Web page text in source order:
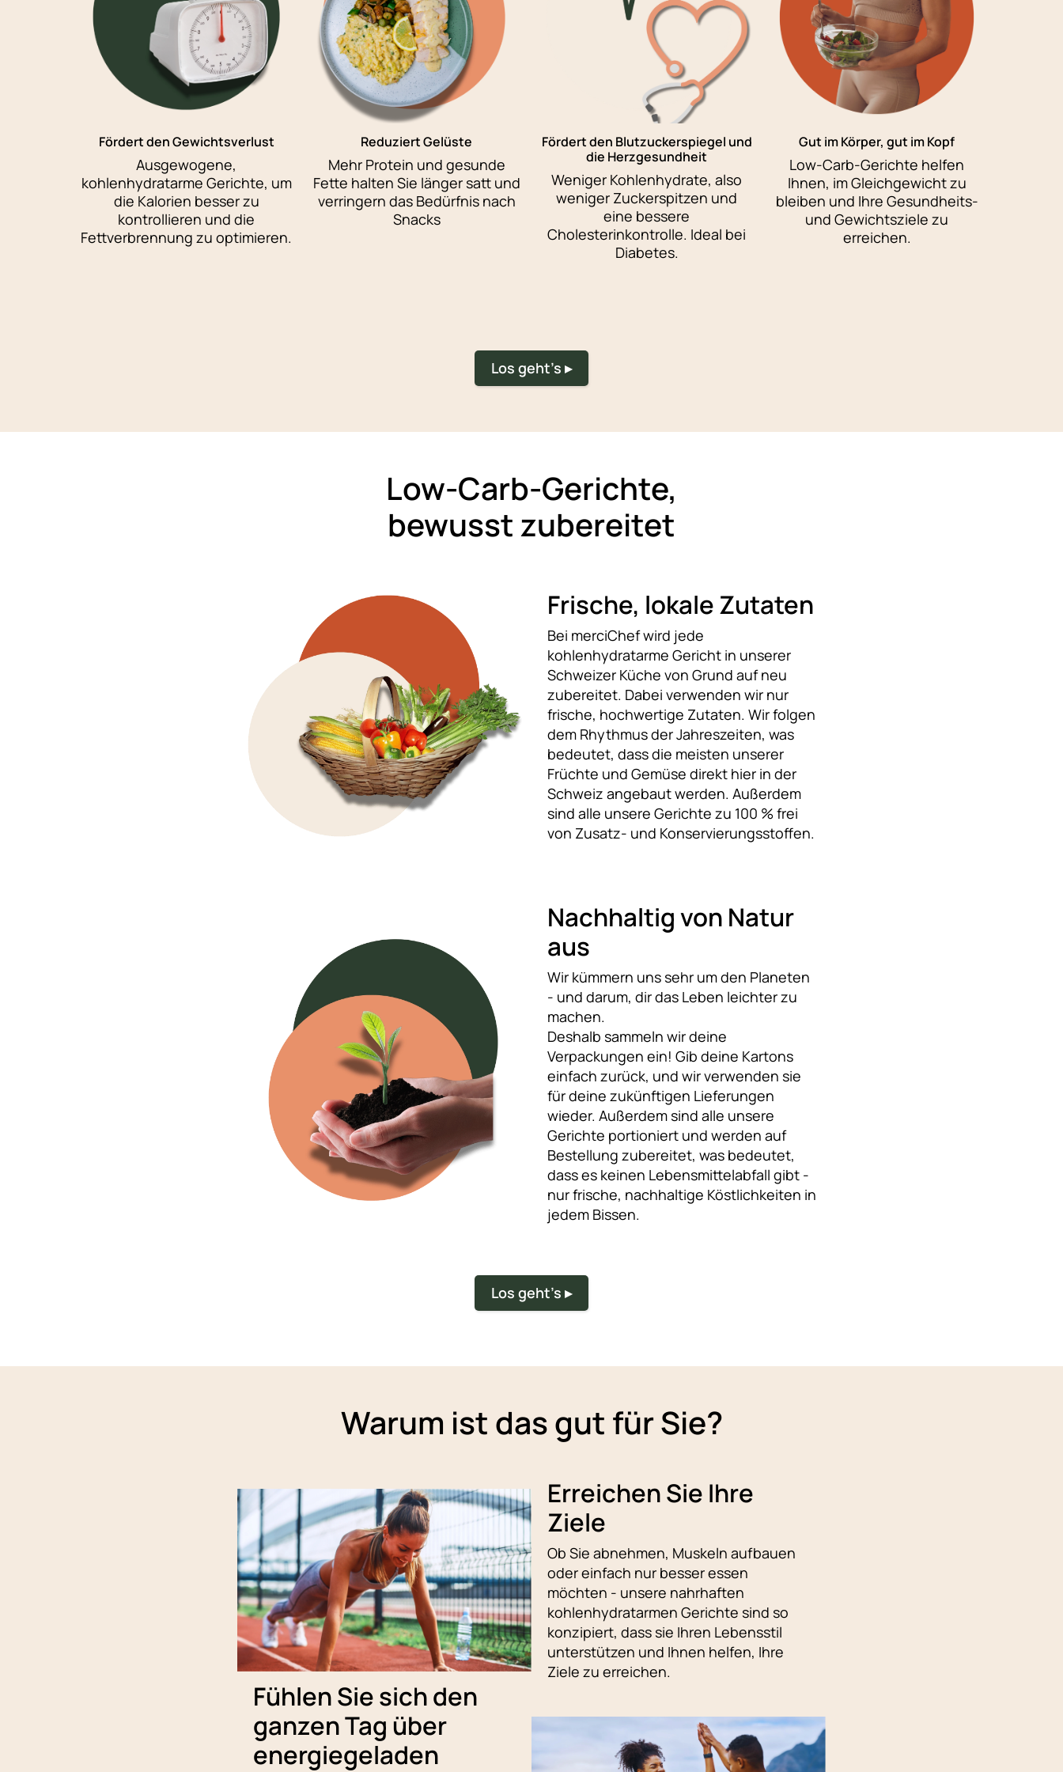
Fördert den Gewichtsverlust
Ausgewogene,
kohlenhydratarme Gerichte, um
die Kalorien besser zu
kontrollieren und die
Fettverbrennung zu optimieren.
Reduziert Gelüste
Mehr Protein und gesunde
Fette halten Sie länger satt und
verringern das Bedürfnis nach
Snacks
Fördert den Blutzuckerspiegel und
die Herzgesundheit
Weniger Kohlenhydrate, also
weniger Zuckerspitzen und
eine bessere
Cholesterinkontrolle. Ideal bei
Diabetes.
Gut im Körper, gut im Kopf
Low-Carb-Gerichte helfen
Ihnen, im Gleichgewicht zu
bleiben und Ihre Gesundheits-
und Gewichtsziele zu
erreichen.
Los geht's ▸
Low-Carb-Gerichte,
bewusst zubereitet
Frische, lokale Zutaten
Bei merciChef wird jede
kohlenhydratarme Gericht in unserer
Schweizer Küche von Grund auf neu
zubereitet. Dabei verwenden wir nur
frische, hochwertige Zutaten. Wir folgen
dem Rhythmus der Jahreszeiten, was
bedeutet, dass die meisten unserer
Früchte und Gemüse direkt hier in der
Schweiz angebaut werden. Außerdem
sind alle unsere Gerichte zu 100 % frei
von Zusatz- und Konservierungsstoffen.
Nachhaltig von Natur
aus
Wir kümmern uns sehr um den Planeten
- und darum, dir das Leben leichter zu
machen.
Deshalb sammeln wir deine
Verpackungen ein! Gib deine Kartons
einfach zurück, und wir verwenden sie
für deine zukünftigen Lieferungen
wieder. Außerdem sind alle unsere
Gerichte portioniert und werden auf
Bestellung zubereitet, was bedeutet,
dass es keinen Lebensmittelabfall gibt -
nur frische, nachhaltige Köstlichkeiten in
jedem Bissen.
Los geht's ▸
Warum ist das gut für Sie?
Erreichen Sie Ihre
Ziele
Ob Sie abnehmen, Muskeln aufbauen
oder einfach nur besser essen
möchten - unsere nahrhaften
kohlenhydratarmen Gerichte sind so
konzipiert, dass sie Ihren Lebensstil
unterstützen und Ihnen helfen, Ihre
Ziele zu erreichen.
Fühlen Sie sich den
ganzen Tag über
energiegeladen